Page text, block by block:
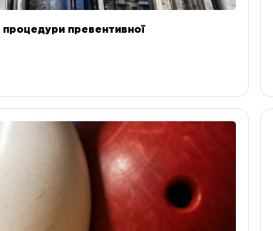
превентивної